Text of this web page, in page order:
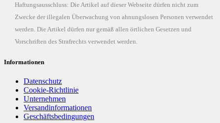
Haftungsausschluss: Die Artikel auf dieser Webseite dürfen nicht zum
Zwecke der illegalen Überwachung von ahnungslosen Personen verwendet
werden. Die Artikel dürfen nur gemäß allen örtlichen Gesetzen und
Vorschriften des Strafrechts verwendet werden.
Informationen
Datenschutz
Cookie-Richtlinie
Unternehmen
Versandinformationen
Geschäftsbedingungen